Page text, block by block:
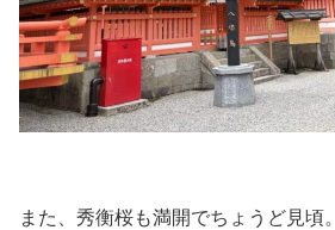
また、秀衡桜も満開でちょうど見頃。